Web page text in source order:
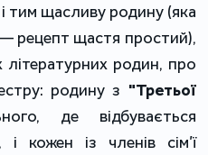
тим щасливу родину (яка
рецепт щастя простий),
літературних родин, про
родину з "Третьої
де відбувається
і кожен із членів сім’ї